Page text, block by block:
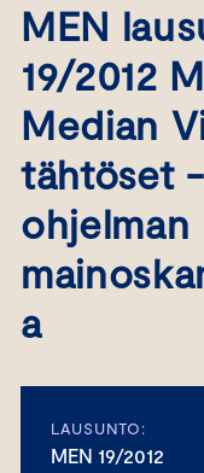
MEN
19/2012
Median
tähtöset -
ohjelman
a
LAUSUNTO:
MEN 19/2012